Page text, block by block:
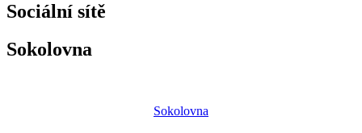
Sociální sítě
Sokolovna
Sokolovna